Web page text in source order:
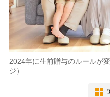
2024年に生前贈与のルールが
ジ）